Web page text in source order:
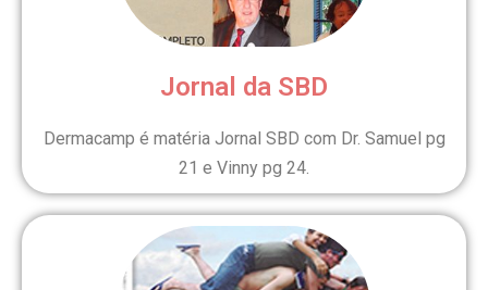
Jornal da SBD
Dermacamp é matéria Jornal SBD com Dr. Samuel pg
21 e Vinny pg 24.